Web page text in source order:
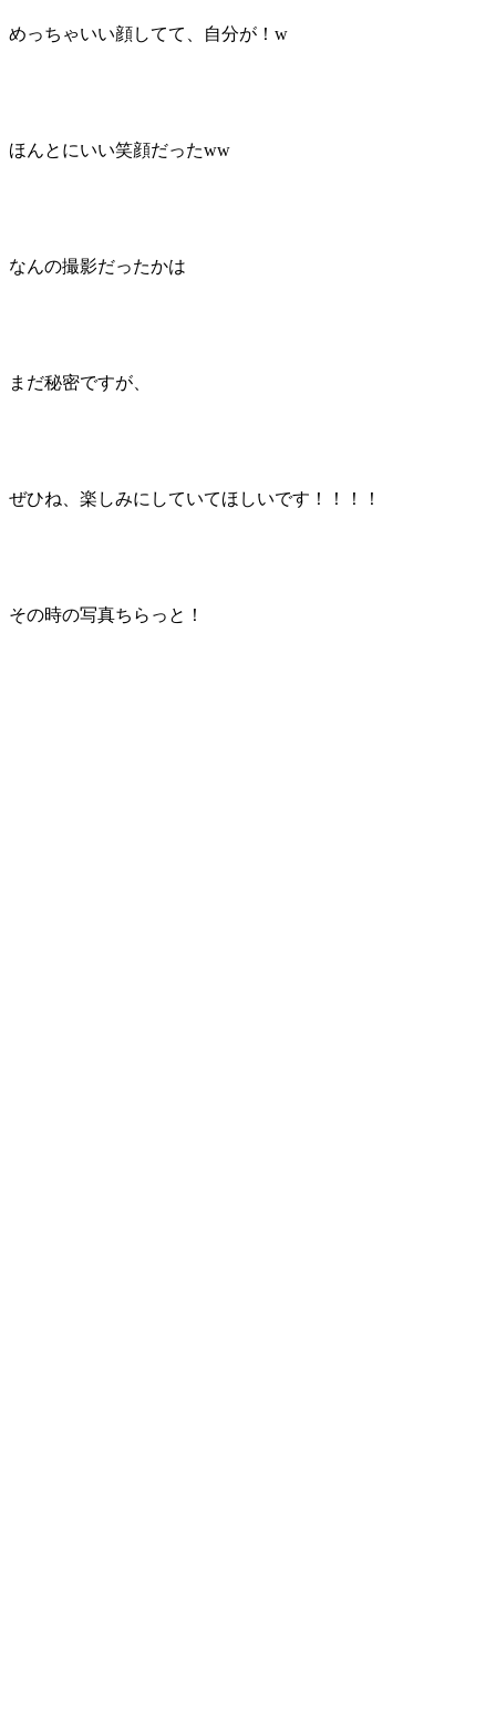
めっちゃいい顔してて、自分が！w
ほんとにいい笑顔だったww
なんの撮影だったかは
まだ秘密ですが、
ぜひね、楽しみにしていてほしいです！！！！
その時の写真ちらっと！